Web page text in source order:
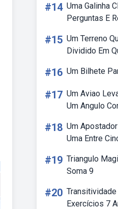
#14 Uma Galinha
Perguntas E
#15 Um Terreno
Dividido Em
#16 Um Bilhete
#17 Um Aviao
Um Angulo
#18 Um
Uma Entre
#19 Triangulo
Soma 9
#20
Exercícios 7